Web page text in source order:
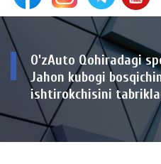
O'zAuto Qohiradagi
Jahon kubogi
ishtirokchisini